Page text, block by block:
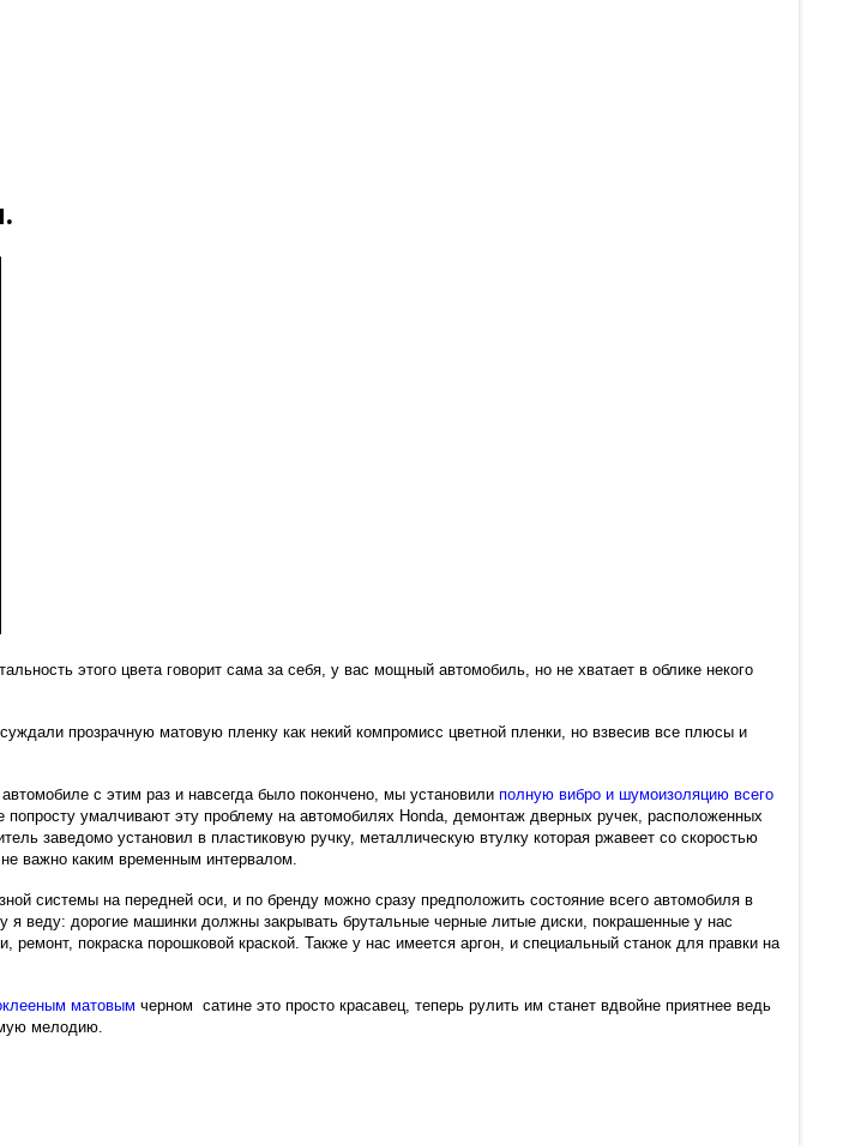
этого цвета говорит сама за себя, у вас мощный автомобиль, но не хватает в облике некого
прозрачную матовую пленку как некий компромисс цветной пленки, но взвесив все плюсы и
с этим раз и навсегда было покончено, мы установилиполную вибро и шумоизоляцию всего
умалчивают эту проблему на автомобилях Honda, демонтаж дверных ручек, расположенных
заведомо установил в пластиковую ручку, металлическую втулку которая ржавеет со скоростью
важно каким временным интервалом.
системы на передней оси, и по бренду можно сразу предположить состояние всего автомобиля в
я веду: дорогие машинки должны закрывать брутальные черные литые диски, покрашенные у нас
ремонт, покраска порошковой краской. Также у нас имеется аргон, и специальный станок для правки на
матовым черном сатине это просто красавец, теперь рулить им станет вдвойне приятнее ведь
мелодию.